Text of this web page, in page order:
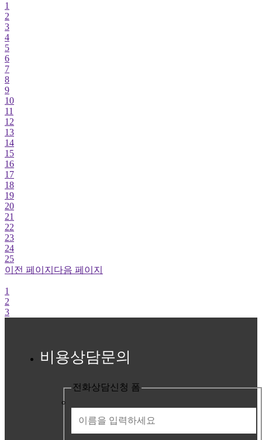
1
2
3
4
5
6
7
8
9
10
11
12
13
14
15
16
17
18
19
20
21
22
23
24
25
이전 페이지 다음 페이지
1
2
3
비용상담문의
전화상담신청 폼